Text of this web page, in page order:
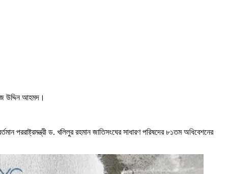
উদ্দিন আহমদ।
পররাষ্ট্রমন্ত্রী ড. খলিলুর রহমান জাতিসংঘের সাধারণ পরিষদের ৮১তম অধিবেশনের